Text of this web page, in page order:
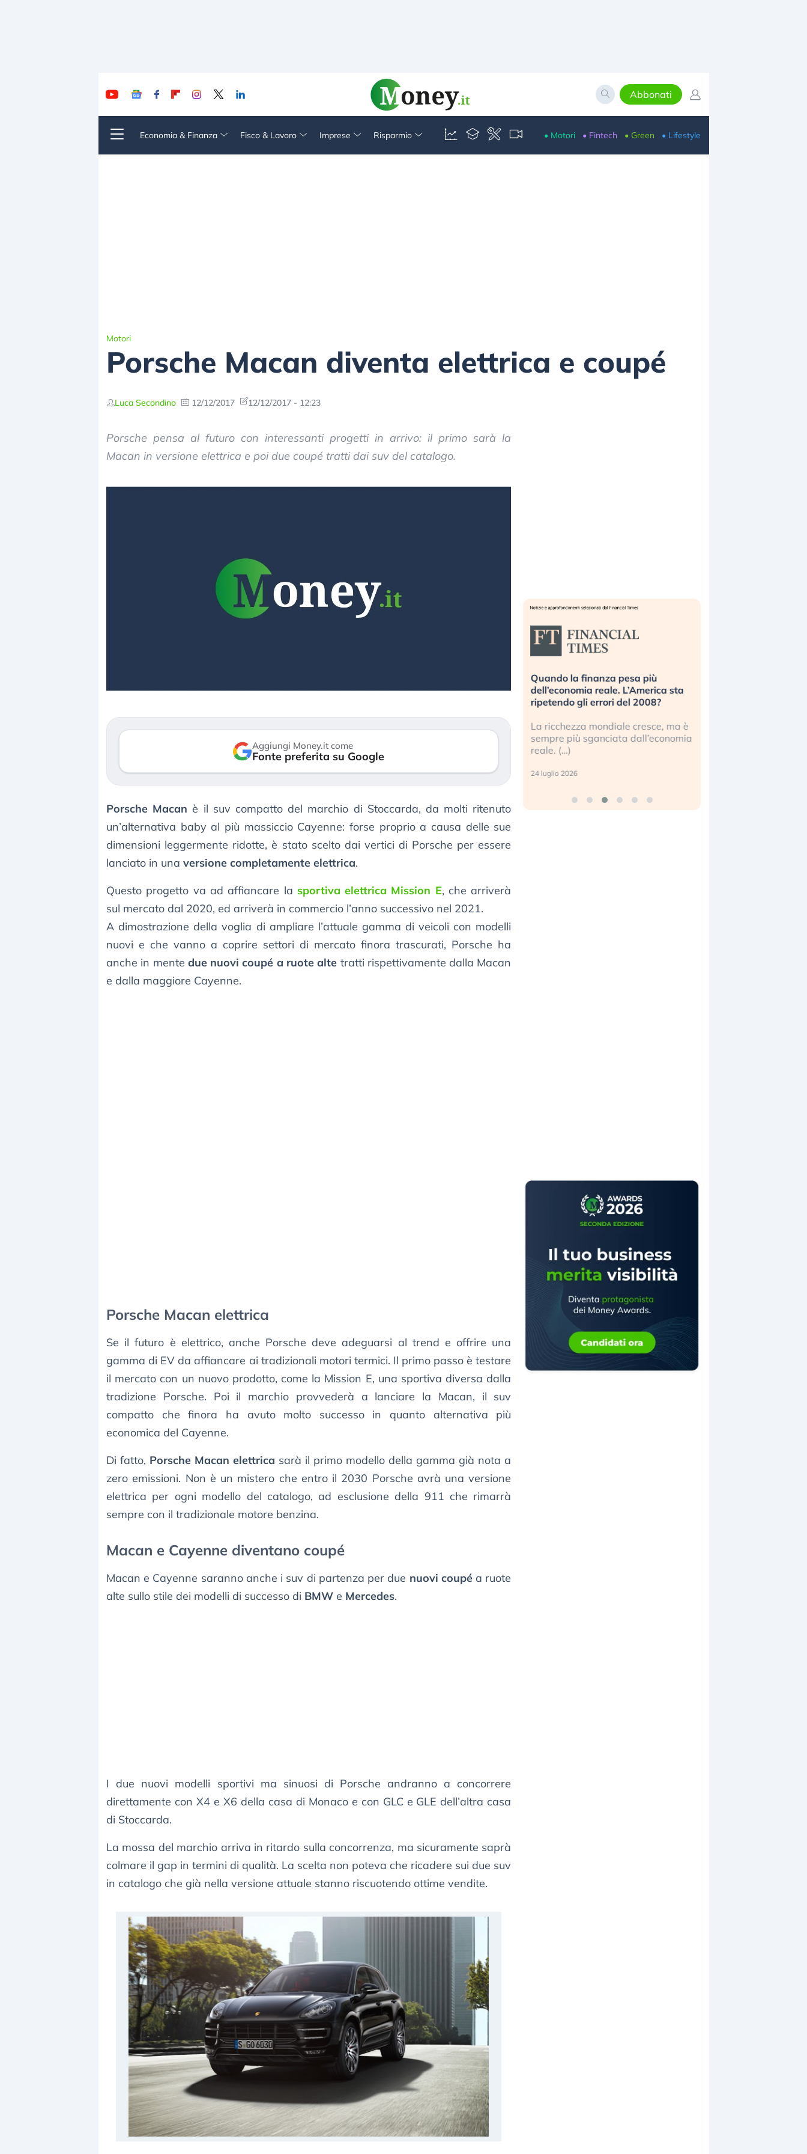
Abbonati
Economia & Finanza Fisco & Lavoro Imprese Risparmio • Motori • Fintech • Green • Lifestyle
Motori
Porsche Macan diventa elettrica e coupé
Luca Secondino 12/12/2017 12/12/2017 - 12:23
Porsche pensa al futuro con interessanti progetti in arrivo: il primo sarà la
Macan in versione elettrica e poi due coupé tratti dai suv del catalogo.
Aggiungi Money.it come
Fonte preferita su Google
Porsche Macan è il suv compatto del marchio di Stoccarda, da molti ritenuto
un’alternativa baby al più massiccio Cayenne: forse proprio a causa delle sue
dimensioni leggermente ridotte, è stato scelto dai vertici di Porsche per essere
lanciato in una versione completamente elettrica.
Questo progetto va ad affiancare la sportiva elettrica Mission E, che arriverà
sul mercato dal 2020, ed arriverà in commercio l’anno successivo nel 2021.
A dimostrazione della voglia di ampliare l’attuale gamma di veicoli con modelli
nuovi e che vanno a coprire settori di mercato finora trascurati, Porsche ha
anche in mente due nuovi coupé a ruote alte tratti rispettivamente dalla Macan
e dalla maggiore Cayenne.
Porsche Macan elettrica
Se il futuro è elettrico, anche Porsche deve adeguarsi al trend e offrire una
gamma di EV da affiancare ai tradizionali motori termici. Il primo passo è testare
il mercato con un nuovo prodotto, come la Mission E, una sportiva diversa dalla
tradizione Porsche. Poi il marchio provvederà a lanciare la Macan, il suv
compatto che finora ha avuto molto successo in quanto alternativa più
economica del Cayenne.
Di fatto, Porsche Macan elettrica sarà il primo modello della gamma già nota a
zero emissioni. Non è un mistero che entro il 2030 Porsche avrà una versione
elettrica per ogni modello del catalogo, ad esclusione della 911 che rimarrà
sempre con il tradizionale motore benzina.
Macan e Cayenne diventano coupé
Macan e Cayenne saranno anche i suv di partenza per due nuovi coupéa ruote
alte sullo stile dei modelli di successo di BMW e Mercedes.
I due nuovi modelli sportivi ma sinuosi di Porsche andranno a concorrere
direttamente con X4 e X6 della casa di Monaco e con GLC e GLE dell’altra casa
di Stoccarda.
La mossa del marchio arriva in ritardo sulla concorrenza, ma sicuramente saprà
colmare il gap in termini di qualità. La scelta non poteva che ricadere sui due suv
in catalogo che già nella versione attuale stanno riscuotendo ottime vendite.
correzione. Cosa sta guidando il
3 agosto 2026
in preda al panico dopo lo scoppio
Kospi, mentre gli investitori retail (…)
30 luglio 2026
Quando la finanza pesa più
dell’economia reale. L’America sta
ripetendo gli errori del 2008?
La ricchezza mondiale cresce, ma è
sempre più sganciata dall’economia
reale. (…)
24 luglio 2026